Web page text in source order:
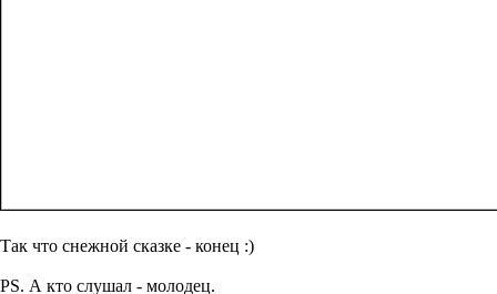
Так что снежной сказке - конец :)
PS. А кто слушал - молодец.